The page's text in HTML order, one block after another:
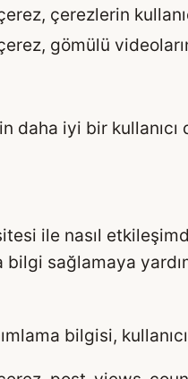
çerezlerin
gömülü
daha iyi bir
ile nasıl
sağlamaya
bilgisi,